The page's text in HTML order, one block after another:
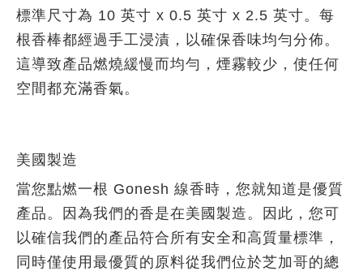
標準尺寸為 10 英寸 x 0.5 英寸 x 2.5 英寸。每
根香棒都經過手工浸漬，以確保香味均勻分佈。
這導致產品燃燒緩慢而均勻，煙霧較少，使任何
空間都充滿香氣。
美國製造
當您點燃一根 Gonesh 線香時，您就知道是優質
產品。因為我們的香是在美國製造。因此，您可
以確信我們的產品符合所有安全和高質量標準，
同時僅使用最優質的原料從我們位於芝加哥的總